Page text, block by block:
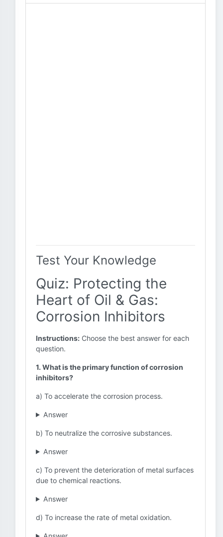
Test Your Knowledge
Quiz: Protecting the
Heart of Oil & Gas:
Corrosion Inhibitors
Instructions: Choose the best answer for each
question.
1. What is the primary function of corrosion
inhibitors?
a) To accelerate the corrosion process.
Answer
b) To neutralize the corrosive substances.
Answer
c) To prevent the deterioration of metal surfaces
due to chemical reactions.
Answer
d) To increase the rate of metal oxidation.